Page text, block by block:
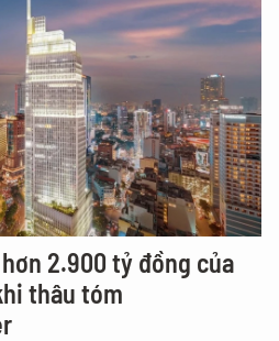
2.900 tỷ đồng của
thâu tóm